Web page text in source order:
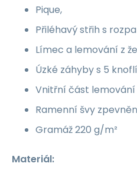
Pique,
Přiléhavý střih s
Límec a lemování z
Úzké záhyby s 5
Vnitřní část lemování
Ramenní švy
Gramáž 220 g/m²
Materiál: